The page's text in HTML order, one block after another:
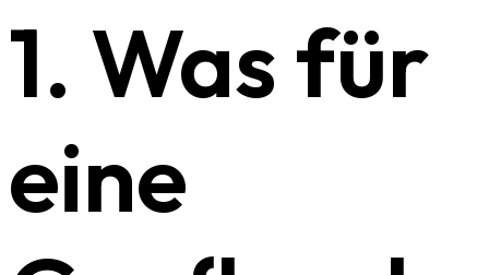
1. Was für
eine